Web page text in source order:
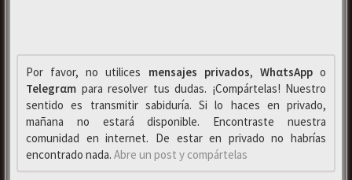
Por favor, no utilices mensajes privados, WhαtsAppo
Telegrαm para resolver tus dudas. ¡Compártelas! Nuestro
sentido es transmitir sabiduría. Si lo haces en privado,
mañana no estará disponible. Encontraste nuestra
comunidad en internet. De estar en privado no habrías
encontrado nada. Abre un post y compártelas